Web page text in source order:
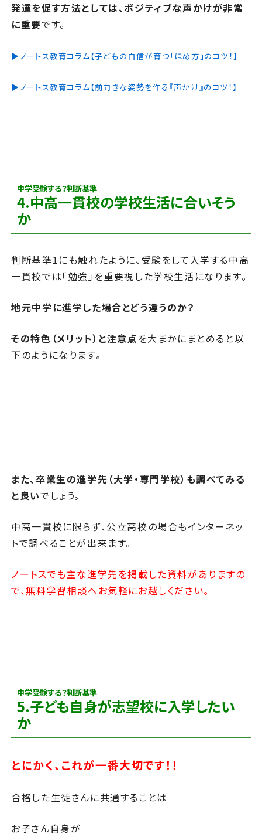
発達を促す方法としては、ポジティブな声かけが非常
に重要です。
▶ノートス教育コラム【子どもの自信が育つ「ほめ方」のコツ！】
▶ノートス教育コラム【前向きな姿勢を作る『声かけ』のコツ！】
中学受験する？判断基準
4.中高一貫校の学校生活に合いそう
か
判断基準1にも触れたように、受験をして入学する中高
一貫校では「勉強」を重要視した学校生活になります。
地元中学に進学した場合とどう違うのか？
その特色（メリット）と注意点を大まかにまとめると以
下のようになります。
また、卒業生の進学先（大学・専門学校）も調べてみる
と良いでしょう。
中高一貫校に限らず、公立高校の場合もインターネッ
トで調べることが出来ます。
ノートスでも主な進学先を掲載した資料がありますの
で、無料学習相談へお気軽にお越しください。
中学受験する？判断基準
5.子ども自身が志望校に入学したい
か
とにかく、これが一番大切です！！
合格した生徒さんに共通することは
お子さん自身が